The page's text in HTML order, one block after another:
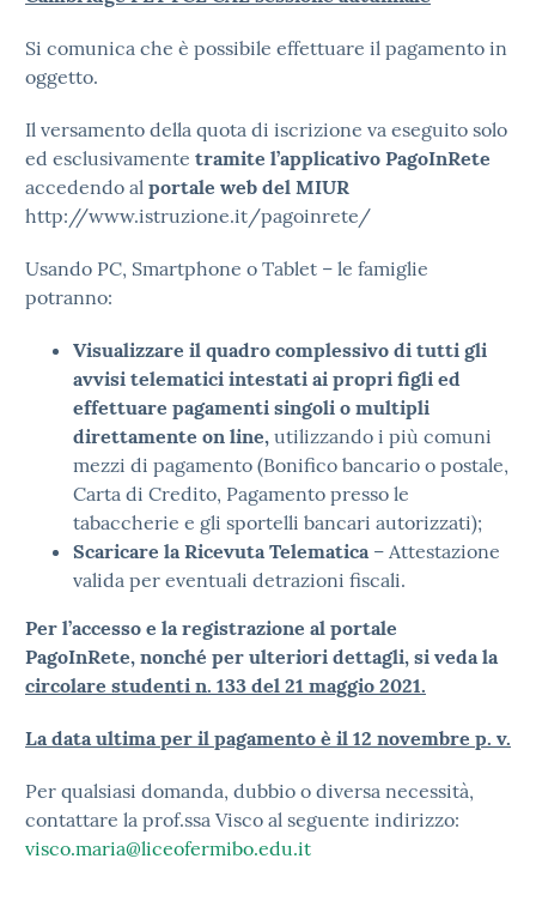
Si comunica che è possibile effettuare il pagamento in
oggetto.
Il versamento della quota di iscrizione va eseguito solo
ed esclusivamente tramite l’applicativo PagoInRete
accedendo al portale web del MIUR
http://www.istruzione.it/pagoinrete/
Usando PC, Smartphone o Tablet – le famiglie
potranno:
Visualizzare il quadro complessivo di tutti gli
avvisi telematici intestati ai propri figli ed
effettuare pagamenti singoli o multipli
direttamente on line, utilizzando i più comuni
mezzi di pagamento (Bonifico bancario o postale,
Carta di Credito, Pagamento presso le
tabaccherie e gli sportelli bancari autorizzati);
Scaricare la Ricevuta Telematica – Attestazione
valida per eventuali detrazioni fiscali.
Per l’accesso e la registrazione al portale
PagoInRete, nonché per ulteriori dettagli, si veda la
circolare studenti n. 133 del 21 maggio 2021.
La data ultima per il pagamento è il 12 novembre p. v.
Per qualsiasi domanda, dubbio o diversa necessità,
contattare la prof.ssa Visco al seguente indirizzo:
visco.maria@liceofermibo.edu.it